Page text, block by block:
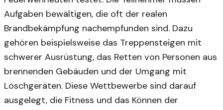
Aufgaben bewältigen, die oft der realen
Brandbekämpfung nachempfunden sind. Dazu
gehören beispielsweise das Treppensteigen mit
schwerer Ausrüstung, das Retten von Personen aus
brennenden Gebäuden und der Umgang mit
Löschgeräten. Diese Wettbewerbe sind darauf
ausgelegt, die Fitness und das Können der